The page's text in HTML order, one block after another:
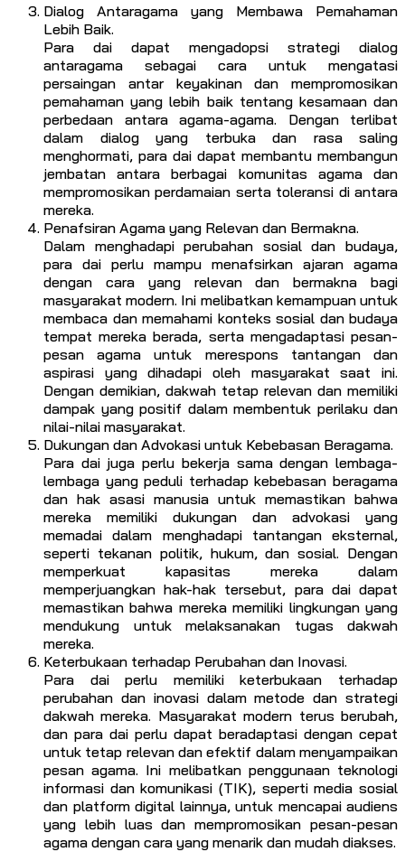
Dialog Antaragama yang Membawa Pemahaman
Lebih Baik.
Para dai dapat mengadopsi strategi dialog
antaragama sebagai cara untuk mengatasi
persaingan antar keyakinan dan mempromosikan
pemahaman yang lebih baik tentang kesamaan dan
perbedaan antara agama-agama. Dengan terlibat
dalam dialog yang terbuka dan rasa saling
menghormati, para dai dapat membantu membangun
jembatan antara berbagai komunitas agama dan
mempromosikan perdamaian serta toleransi di antara
mereka.
Penafsiran Agama yang Relevan dan Bermakna.
Dalam menghadapi perubahan sosial dan budaya,
para dai perlu mampu menafsirkan ajaran agama
dengan cara yang relevan dan bermakna bagi
masyarakat modern. Ini melibatkan kemampuan untuk
membaca dan memahami konteks sosial dan budaya
tempat mereka berada, serta mengadaptasi pesan-
pesan agama untuk merespons tantangan dan
aspirasi yang dihadapi oleh masyarakat saat ini.
Dengan demikian, dakwah tetap relevan dan memiliki
dampak yang positif dalam membentuk perilaku dan
nilai-nilai masyarakat.
Dukungan dan Advokasi untuk Kebebasan Beragama.
Para dai juga perlu bekerja sama dengan lembaga-
lembaga yang peduli terhadap kebebasan beragama
dan hak asasi manusia untuk memastikan bahwa
mereka memiliki dukungan dan advokasi yang
memadai dalam menghadapi tantangan eksternal,
seperti tekanan politik, hukum, dan sosial. Dengan
memperkuat kapasitas mereka dalam
memperjuangkan hak-hak tersebut, para dai dapat
memastikan bahwa mereka memiliki lingkungan yang
mendukung untuk melaksanakan tugas dakwah
mereka.
Keterbukaan terhadap Perubahan dan Inovasi.
Para dai perlu memiliki keterbukaan terhadap
perubahan dan inovasi dalam metode dan strategi
dakwah mereka. Masyarakat modern terus berubah,
dan para dai perlu dapat beradaptasi dengan cepat
untuk tetap relevan dan efektif dalam menyampaikan
pesan agama. Ini melibatkan penggunaan teknologi
informasi dan komunikasi (TIK), seperti media sosial
dan platform digital lainnya, untuk mencapai audiens
yang lebih luas dan mempromosikan pesan-pesan
agama dengan cara yang menarik dan mudah diakses.